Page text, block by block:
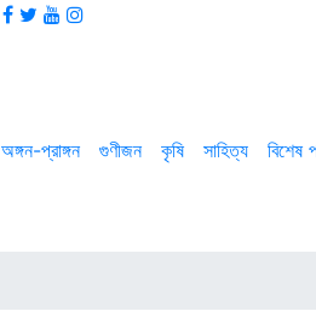
অঙ্গন-প্রাঙ্গন গুণীজন কৃষি সাহিত্য বিশেষ